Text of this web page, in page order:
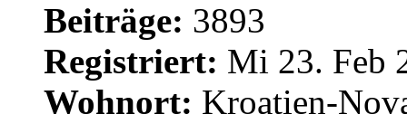
Beiträge: 3893
Registriert: Mi 23. Feb
Wohnort: Kroatien-